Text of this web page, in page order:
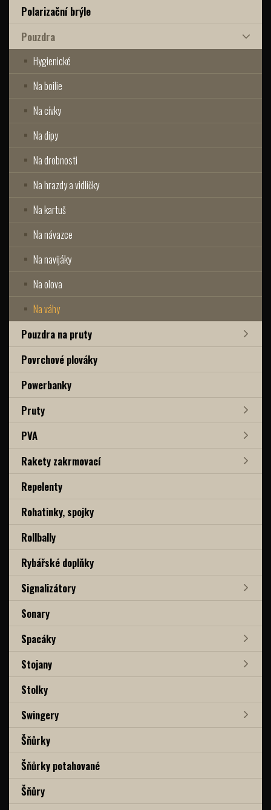
Polarizační brýle
Pouzdra
Hygienické
Na boilie
Na cívky
Na dipy
Na drobnosti
Na hrazdy a vidličky
Na kartuš
Na návazce
Na navijáky
Na olova
Na váhy
Pouzdra na pruty
Povrchové plováky
Powerbanky
Pruty
PVA
Rakety zakrmovací
Repelenty
Rohatinky, spojky
Rollbally
Rybářské doplňky
Signalizátory
Sonary
Spacáky
Stojany
Stolky
Swingery
Šňůrky
Šňůrky potahované
Šňůry